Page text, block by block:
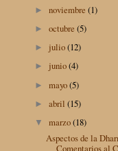
►noviembre(1)
►octubre(5)
► julio(12)
► junio(4)
►mayo(5)
►abril(15)
▼marzo(18)
Aspectos de la
Comentarios al